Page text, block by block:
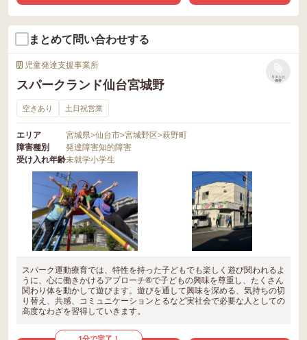
まとめて問い合わせする
児童発達支援事業所
スパークランド仙台宮城野
リストに
保存
空きあり 土日祝営業
エリア 宮城県>仙台市>宮城野区>萩野町
障害種別
発達障害知的障害
受け入れ年齢未就学小学生
スパーク運動療育では、特性を持った子どもでも楽しく遊び関われるよ
うに、心に働きかけるアプローチ®で子どもの興味を尊重し、たくさん
関わり体を動かして遊びます。遊びを通して興味を深める、気持ちの切
り替え、共感、コミュニケーションとるなど実社会で必要な人としての
高度なわざを習得していきます。